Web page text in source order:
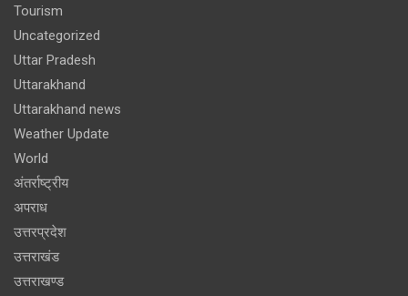
Tourism
Uncategorized
Uttar Pradesh
Uttarakhand
Uttarakhand news
Weather Update
World
अंतर्राष्ट्रीय
अपराध
उत्तरप्रदेश
उत्तराखंड
उत्तराखण्ड